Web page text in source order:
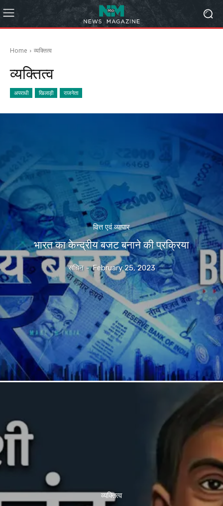
Home व्यक्तित्व
व्यक्तित्व
अपराधी खिलाड़ी राजनेता
वित्त एवं व्यापार
भारत का केन्द्रीय बजट बनाने की प्रक्रिया
सचिन - February 25, 2023
व्यक्तित्व